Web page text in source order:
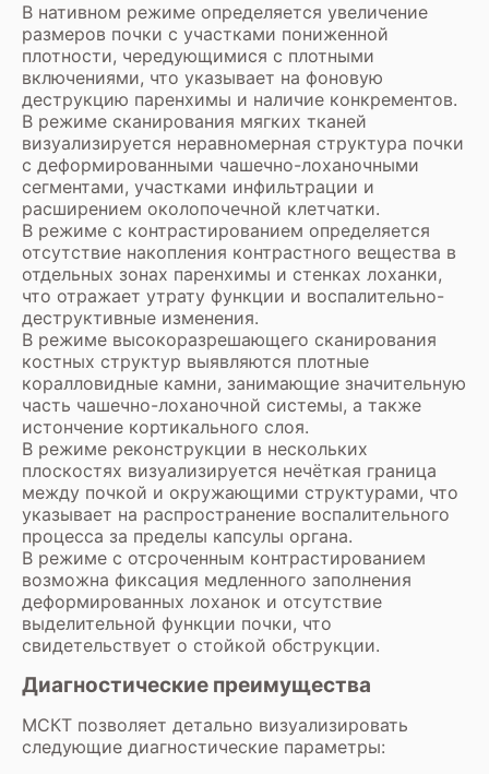
В нативном режиме определяется увеличение
размеров почки с участками пониженной
плотности, чередующимися с плотными
включениями, что указывает на фоновую
деструкцию паренхимы и наличие конкрементов.
В режиме сканирования мягких тканей
визуализируется неравномерная структура почки
с деформированными чашечно-лоханочными
сегментами, участками инфильтрации и
расширением околопочечной клетчатки.
В режиме с контрастированием определяется
отсутствие накопления контрастного вещества в
отдельных зонах паренхимы и стенках лоханки,
что отражает утрату функции и воспалительно-
деструктивные изменения.
В режиме высокоразрешающего сканирования
костных структур выявляются плотные
коралловидные камни, занимающие значительную
часть чашечно-лоханочной системы, а также
истончение кортикального слоя.
В режиме реконструкции в нескольких
плоскостях визуализируется нечёткая граница
между почкой и окружающими структурами, что
указывает на распространение воспалительного
процесса за пределы капсулы органа.
В режиме с отсроченным контрастированием
возможна фиксация медленного заполнения
деформированных лоханок и отсутствие
выделительной функции почки, что
свидетельствует о стойкой обструкции.
Диагностические преимущества
МСКТ позволяет детально визуализировать
следующие диагностические параметры: